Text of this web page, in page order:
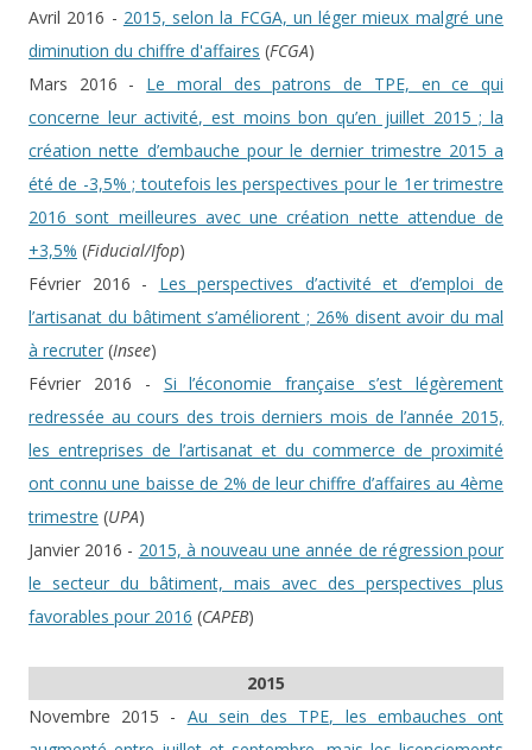
Avril 2016 - 2015, selon la FCGA, un léger mieux malgré une
diminution du chiffre d'affaires (FCGA)
Mars 2016 - Le moral des patrons de TPE, en ce qui
concerne leur activité, est moins bon qu’en juillet 2015 ; la
création nette d’embauche pour le dernier trimestre 2015 a
été de -3,5% ; toutefois les perspectives pour le 1er trimestre
2016 sont meilleures avec une création nette attendue de
+3,5% (Fiducial/Ifop)
Février 2016 - Les perspectives d’activité et d’emploi de
l’artisanat du bâtiment s’améliorent ; 26% disent avoir du mal
à recruter (Insee)
Février 2016 - Si l’économie française s’est légèrement
redressée au cours des trois derniers mois de l’année 2015,
les entreprises de l’artisanat et du commerce de proximité
ont connu une baisse de 2% de leur chiffre d’affaires au 4ème
trimestre (UPA)
Janvier 2016 - 2015, à nouveau une année de régression pour
le secteur du bâtiment, mais avec des perspectives plus
favorables pour 2016 (CAPEB)
2015
Novembre 2015 - Au sein des TPE, les embauches ont